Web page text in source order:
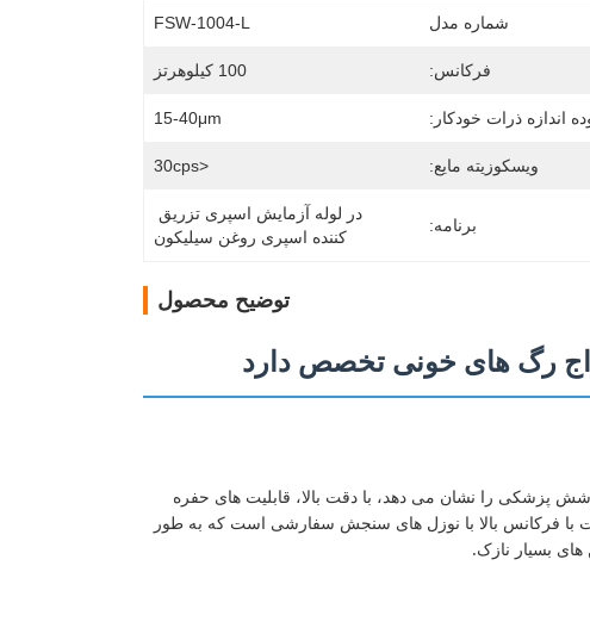
شماره مدل FSW-1004-L
فرکانس: 100 کیلوهرتز
اندازه ذرات خودکار: 15-40μm
ویسکوزیته مایع: <30cps
برنامه:
کننده اسپری روغن سیلیکون
توضیح محصول
پوشش پزشکی را نشان می دهد، با دقت بالا، قابلیت های حفره
با فرکانس بالا با نوزل های سنجش سفارشی است که به طور
بسیار نازک.